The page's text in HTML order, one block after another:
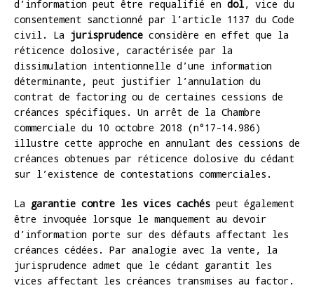
d’information peut être requalifié en dol, vice du
consentement sanctionné par l’article 1137 du Code
civil. La jurisprudence considère en effet que la
réticence dolosive, caractérisée par la
dissimulation intentionnelle d’une information
déterminante, peut justifier l’annulation du
contrat de factoring ou de certaines cessions de
créances spécifiques. Un arrêt de la Chambre
commerciale du 10 octobre 2018 (n°17-14.986)
illustre cette approche en annulant des cessions de
créances obtenues par réticence dolosive du cédant
sur l’existence de contestations commerciales.
La garantie contre les vices cachés peut également
être invoquée lorsque le manquement au devoir
d’information porte sur des défauts affectant les
créances cédées. Par analogie avec la vente, la
jurisprudence admet que le cédant garantit les
vices affectant les créances transmises au factor.